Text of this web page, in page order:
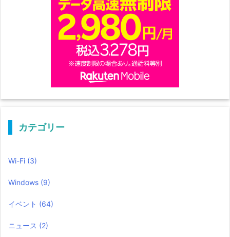
カテゴリー
Wi-Fi (3)
Windows (9)
イベント (64)
ニュース (2)